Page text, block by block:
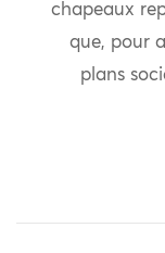
chapeaux
que, pour
plans